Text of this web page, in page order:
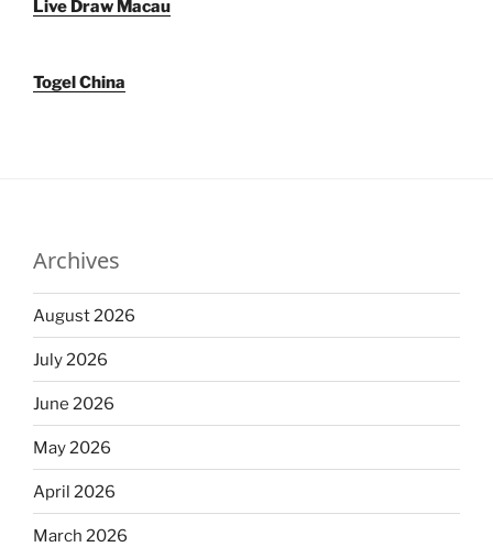
Live Draw Macau
Togel China
Archives
August 2026
July 2026
June 2026
May 2026
April 2026
March 2026